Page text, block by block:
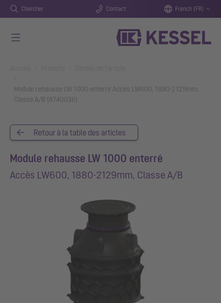
Chercher Contact French (FR)
Module rehausse LW 1000 enterré Accès LW600, 1880-2129mm,
Classe A/B (8740036)
Retour à la table des articles
Module rehausse LW 1000 enterré
Accès LW600, 1880-2129mm, Classe A/B